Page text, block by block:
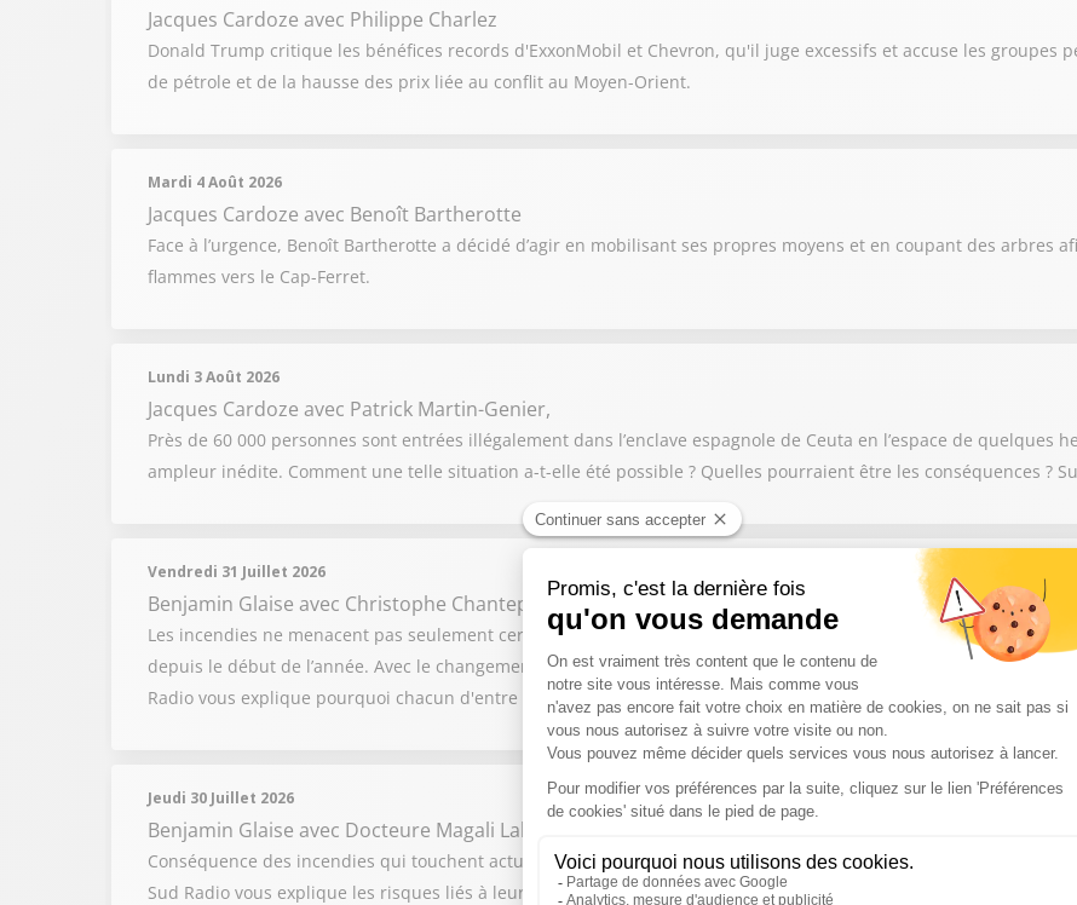
Jacques Cardoze avec Philippe Charlez
Donald Trump critique les bénéfices records d'ExxonMobil et Chevron, qu'il juge excessifs et accuse les groupes
de pétrole et de la hausse des prix liée au conflit au Moyen-Orient.
Mardi 4 Août 2026
Jacques Cardoze avec Benoît Bartherotte
Face à l’urgence, Benoît Bartherotte a décidé d’agir en mobilisant ses propres moyens et en coupant des arbres
flammes vers le Cap-Ferret.
Lundi 3 Août 2026
Jacques Cardoze avec Patrick Martin-Genier,
Près de 60 000 personnes sont entrées illégalement dans l’enclave espagnole de Ceuta en l’espace de quelques
ampleur inédite. Comment une telle situation a-t-elle été possible ? Quelles pourraient être les conséquences ?
Vendredi 31 Juillet 2026
Benjamin Glaise avec Christophe Chantepy
Les incendies ne menacent pas seulement certaines régions. Plus de 80 départements ont été touchés à des
depuis le début de l’année. Avec le changement climatique, la sécheresse et les fortes chaleurs, le risque
Radio vous explique pourquoi chacun d'entre nous est concerné.
Jeudi 30 Juillet 2026
Benjamin Glaise avec Docteure Magali Labadie
Conséquence des incendies qui touchent actuellement la Gironde, le Var ou encore les Landes, les fumées
Sud Radio vous explique les risques liés à leur inhalation, mais aussi les gestes à adopter pour vous protéger.